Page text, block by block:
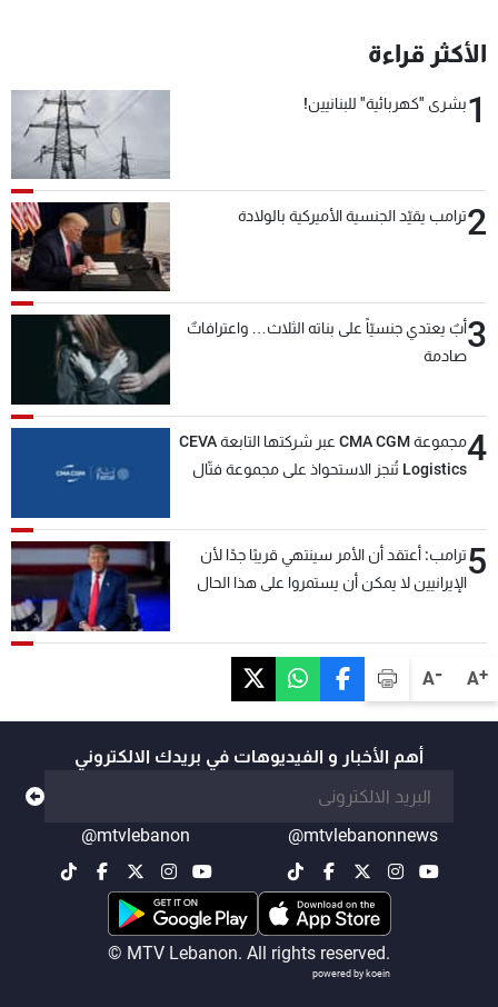
A+
A-
الأكثر قراءة
1بشرى "كهربائية" للبنانيين!
2ترامب يقيّد الجنسية الأميركية بالولادة
3أبٌ يعتدي جنسيّاً على بناته الثلاث… واعترافاتٌ
صادمة
4
مجموعة CMA CGM عبر شركتها التابعة CEVA
Logistics تُنجز الاستحواذ على مجموعة فتّال
5ترامب: أعتقد أن الأمر سينتهي قريبًا جدًا لأن
الإيرانيين لا يمكن أن يستمروا على هذا الحال
أهم الأخبار و الفيديوهات في بريدك الالكتروني
@mtvlebanonnews
@mtvlebanon
© MTV Lebanon. All rights reserved.
powered by koein
شاهد البرامج
الترددات
شروط الإسـتخدام
سياسة الخصوصية